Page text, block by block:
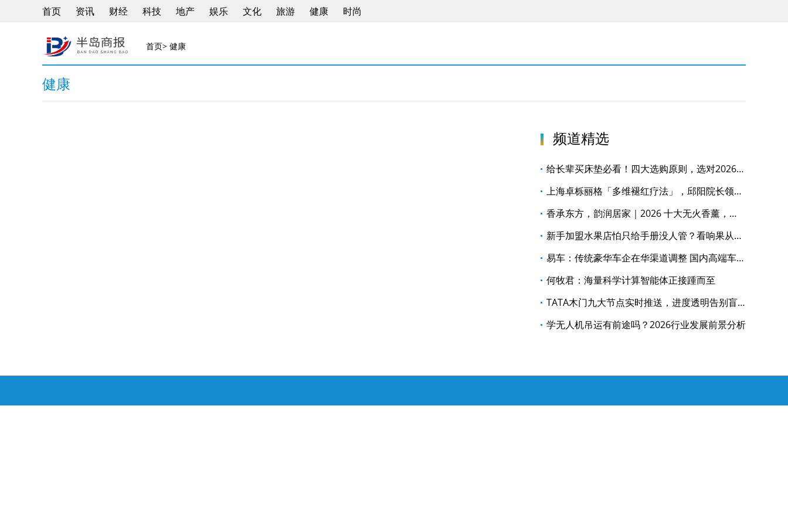
首页 资讯 财经 科技 地产 娱乐 文化 旅游 健康 时尚
首页> 健康
健康
频道精选
给长辈买床垫必看！四大选购原则，选对2026护脊静音安心款
上海卓栎丽格「多维褪红疗法」，邱阳院长领衔构建全周期褪红修护体系
香承东方，韵润居家｜2026 十大无火香薰，戴茵重塑居家雅境
新手加盟水果店怕只给手册没人管？看响果从选址到日常运营的全程支持
易车：传统豪华车企在华渠道调整 国内高端车市格局迎新变局
何牧君：海量科学计算智能体正接踵而至
TATA木门九大节点实时推送，进度透明告别盲等
学无人机吊运有前途吗？2026行业发展前景分析